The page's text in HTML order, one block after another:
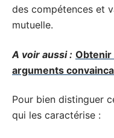
des compétences et
mutuelle.
A voir aussi : Obtenir
arguments
Pour bien distinguer
qui les caractérise :